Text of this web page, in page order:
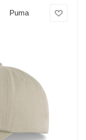
Puma